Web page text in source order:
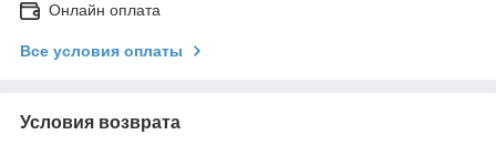
Онлайн оплата
Все условия оплаты
Условия возврата